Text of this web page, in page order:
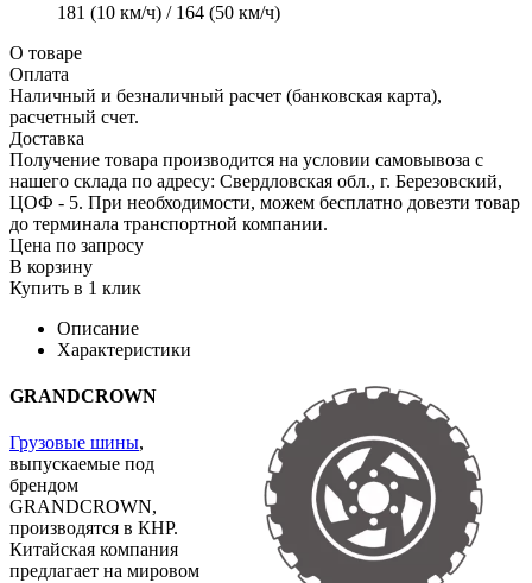
181 (10 км/ч) / 164 (50 км/ч)
О товаре
Оплата
Наличный и безналичный расчет (банковская карта),
расчетный счет.
Доставка
Получение товара производится на условии самовывоза с
нашего склада по адресу: Свердловская обл., г. Березовский,
ЦОФ - 5. При необходимости, можем бесплатно довезти товар
до терминала транспортной компании.
Цена по запросу
В корзину
Купить в 1 клик
Описание
Характеристики
GRANDCROWN
Грузовые шины,
выпускаемые под
брендом
GRANDCROWN,
производятся в КНР.
Китайская компания
предлагает на мировом